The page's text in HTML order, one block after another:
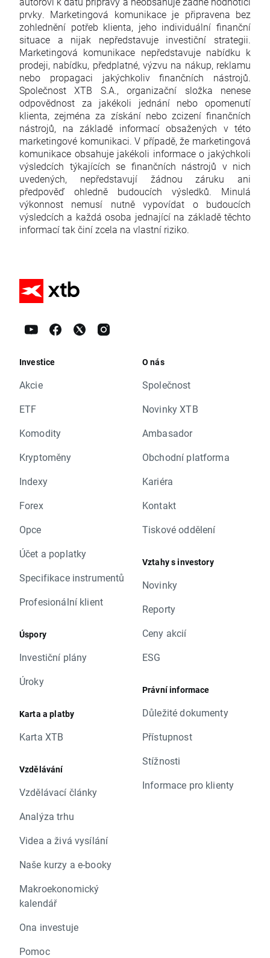
prvky. Marketingová komunikace je připravena bez
zohlednění potřeb klienta, jeho individuální finanční
situace a nijak nepředstavuje investiční strategii.
Marketingová komunikace nepředstavuje nabídku k
prodeji, nabídku, předplatné, výzvu na nákup, reklamu
nebo propagaci jakýchkoliv finančních nástrojů.
Společnost XTB S.A., organizační složka nenese
odpovědnost za jakékoli jednání nebo opomenutí
klienta, zejména za získání nebo zcizení finančních
nástrojů, na základě informací obsažených v této
marketingové komunikaci. V případě, že marketingová
komunikace obsahuje jakékoli informace o jakýchkoli
výsledcích týkajících se finančních nástrojů v nich
uvedených, nepředstavují žádnou záruku ani
předpověď ohledně budoucích výsledků. Minulá
výkonnost nemusí nutně vypovídat o budoucích
výsledcích a každá osoba jednající na základě těchto
informací tak činí zcela na vlastní riziko.
Investice
Akcie
ETF
Komodity
Kryptoměny
Indexy
Forex
Opce
Účet a poplatky
Specifikace instrumentů
Profesionální klient
Úspory
Investiční plány
Úroky
Karta a platby
Karta XTB
Vzdělávání
Vzdělávací články
Analýza trhu
Videa a živá vysílání
Naše kurzy a e-booky
Makroekonomický
kalendář
Ona investuje
Pomoc
O nás
Společnost
Novinky XTB
Ambasador
Obchodní platforma
Kariéra
Kontakt
Tiskové oddělení
Vztahy s investory
Novinky
Reporty
Ceny akcií
ESG
Právní informace
Důležité dokumenty
Přístupnost
Stížnosti
Informace pro klienty